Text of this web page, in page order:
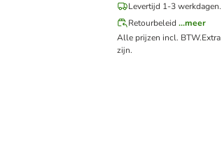
Levertijd 1-3 werkdagen.
Retourbeleid ...meer
Alle prijzen incl. BTW.Extra
zijn.